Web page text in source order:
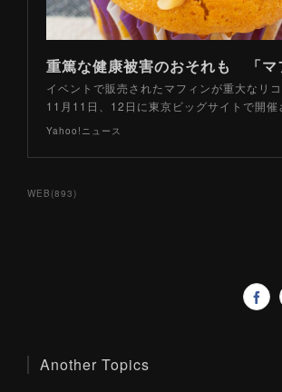
イベントで販売されたマフィンが重大なリ
11月11日、12日に東京ビッグサイトで開催
Yahoo!ニュース
WEB (893)
Another Topics